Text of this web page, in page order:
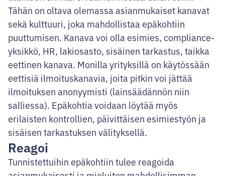
Tähän on oltava olemassa asianmukaiset kanavat
sekä kulttuuri, joka mahdollistaa epäkohtiin
puuttumisen. Kanava voi olla esimies, compliance-
yksikkö, HR, lakiosasto, sisäinen tarkastus, taikka
eettinen kanava. Monilla yrityksillä on käytössään
eettisiä ilmoituskanavia, joita pitkin voi jättää
ilmoituksen anonyymisti (lainsäädännön niin
salliessa). Epäkohtia voidaan löytää myös
erilaisten kontrollien, päivittäisen esimiestyön ja
sisäisen tarkastuksen välityksellä.
Reagoi
Tunnistettuihin epäkohtiin tulee reagoida